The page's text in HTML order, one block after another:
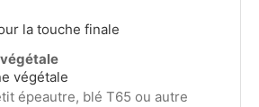
la touche finale
végétale
épeautre, blé T65 ou autre